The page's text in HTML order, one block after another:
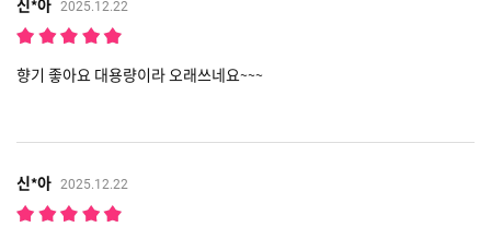
신*아 2025.12.22
향기 좋아요 대용량이라 오래쓰네요~~~
신*아 2025.12.22